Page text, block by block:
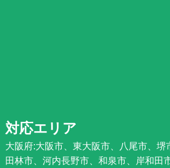
対応エリア
大阪府:大阪市、東大阪市、八尾市、堺
田林市、河内長野市、和泉市、岸和田